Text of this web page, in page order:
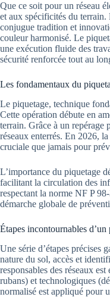
Que ce soit pour un réseau
et aux spécificités du terrain.
conjugue tradition et
couleur harmonisé. Le
une exécution fluide des
sécurité renforcée tout au
Les fondamentaux du
Le piquetage, technique
Cette opération débute en
terrain. Grâce à un repérage
réseaux enterrés. En 2026,
cruciale que jamais pour
L’importance du piquetage
facilitant la circulation des
respectant la norme NF P
démarche globale de
Étapes incontournables d’un
Une série d’étapes précises
nature du sol, accès et
responsables des réseaux
rubans) et technologiques
normalisé est appliqué pour